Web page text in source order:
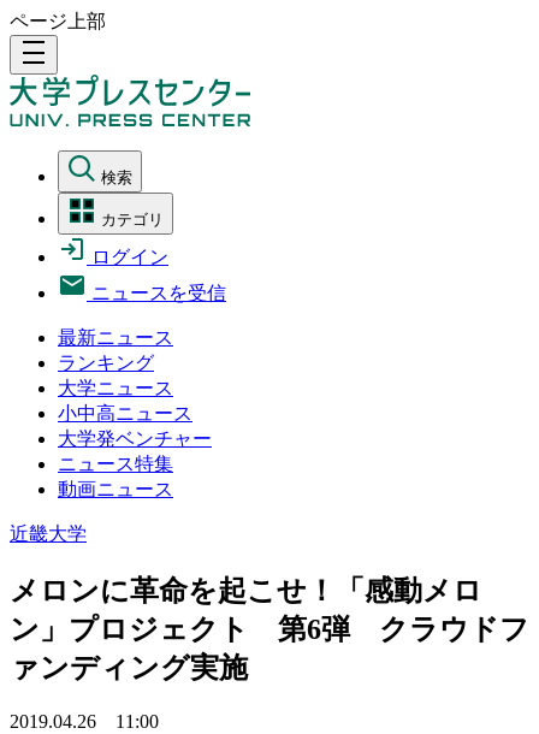
ページ上部
density_medium
検索
カテゴリ
ログイン
ニュースを受信
最新ニュース
ランキング
大学ニュース
小中高ニュース
大学発ベンチャー
ニュース特集
動画ニュース
近畿大学
メロンに革命を起こせ！「感動メロ
ン」プロジェクト 第6弾 クラウドフ
ァンディング実施
2019.04.26 11:00